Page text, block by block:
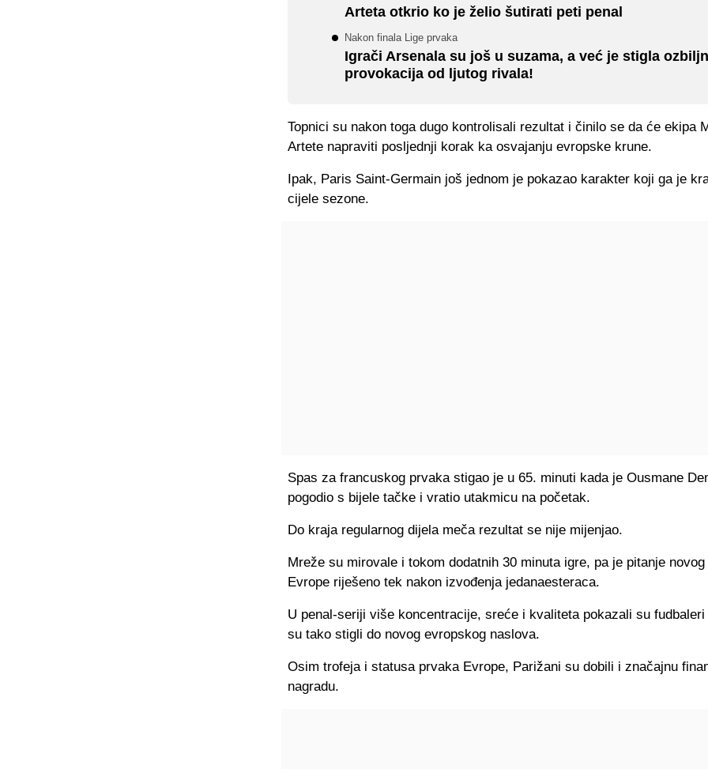
Arteta otkrio ko je želio šutirati peti penal
Nakon finala Lige prvaka
Igrači Arsenala su još u suzama, a već je stigla
provokacija od ljutog rivala!
Topnici su nakon toga dugo kontrolisali rezultat i činilo se da će ekipa
Artete napraviti posljednji korak ka osvajanju evropske krune.
Ipak, Paris Saint-Germain još jednom je pokazao karakter koji ga je
cijele sezone.
Spas za francuskog prvaka stigao je u 65. minuti kada je Ousmane
pogodio s bijele tačke i vratio utakmicu na početak.
Do kraja regularnog dijela meča rezultat se nije mijenjao.
Mreže su mirovale i tokom dodatnih 30 minuta igre, pa je pitanje
Evrope riješeno tek nakon izvođenja jedanaesteraca.
U penal-seriji više koncentracije, sreće i kvaliteta pokazali su fudbaleri
su tako stigli do novog evropskog naslova.
Osim trofeja i statusa prvaka Evrope, Parižani su dobili i značajnu
nagradu.